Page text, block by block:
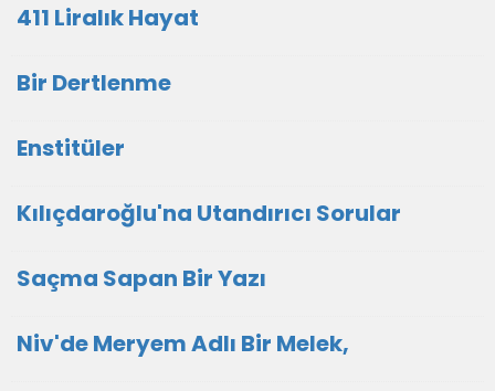
411 Liralık Hayat
Bir Dertlenme
Enstitüler
Kılıçdaroğlu'na Utandırıcı Sorular
Saçma Sapan Bir Yazı
Niv'de Meryem Adlı Bir Melek,